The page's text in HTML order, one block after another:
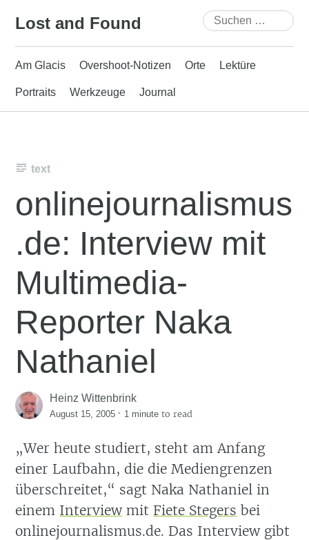
Lost and Found
Suchen
nach:
Am Glacis Overshoot-Notizen Orte Lektüre
Portraits Werkzeuge Journal
text
onlinejournalismus
.de: Interview mit
Multimedia-
Reporter Naka
Nathaniel
Heinz Wittenbrink
August 15, 2005 · 1 minute to read
Wer heute studiert, steht am Anfang
einer Laufbahn, die die Mediengrenzen
überschreitet,
sagt Naka Nathaniel in
einem Interviewmit Fiete Stegers bei
onlinejournalismus.de. Das Interview gibt